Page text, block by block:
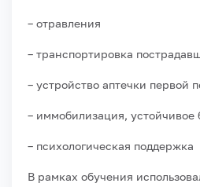
– отравления
– транспортировка
– устройство аптечки первой
– иммобилизация, устойчивое
– психологическая поддержка
В рамках обучения